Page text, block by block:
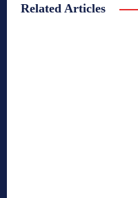
Related Articles